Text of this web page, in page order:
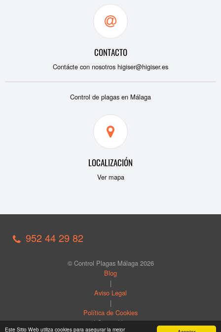
Este Sitio Web utiliza cookies para asegurar la mejor
CONTACTO
Contácte con nosotros higiser@higiser.es
Control de plagas en Málaga
LOCALIZACIÓN
Ver mapa
952 44 29 82
© Control Plagas Málaga 2026
Blog
|
Aviso Legal
|
Política de Cookies
| Created by